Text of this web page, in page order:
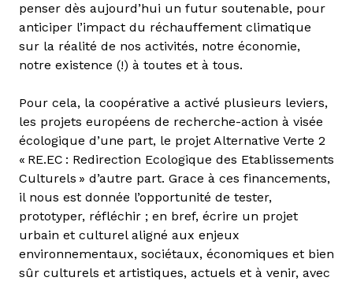
penser dès aujourd’hui un futur soutenable, pour
anticiper l’impact du réchauffement climatique
sur la réalité de nos activités, notre économie,
notre existence (!) à toutes et à tous.
Pour cela, la coopérative a activé plusieurs leviers,
les projets européens de recherche-action à visée
écologique d’une part, le projet Alternative Verte 2
« RE.EC : Redirection Ecologique des Etablissements
Culturels » d’autre part. Grace à ces financements,
il nous est donnée l’opportunité de tester,
prototyper, réfléchir ; en bref, écrire un projet
urbain et culturel aligné aux enjeux
environnementaux, sociétaux, économiques et bien
sûr culturels et artistiques, actuels et à venir, avec